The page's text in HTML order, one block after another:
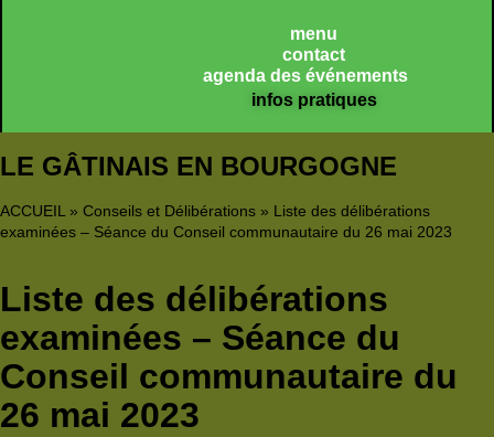
menu
contact
agenda des événements
infos pratiques
LE GÂTINAIS EN BOURGOGNE
ACCUEIL» Conseils et Délibérations » Liste des délibérations
examinées – Séance du Conseil communautaire du 26 mai 2023
Liste des délibérations
examinées – Séance du
Conseil communautaire du
26 mai 2023